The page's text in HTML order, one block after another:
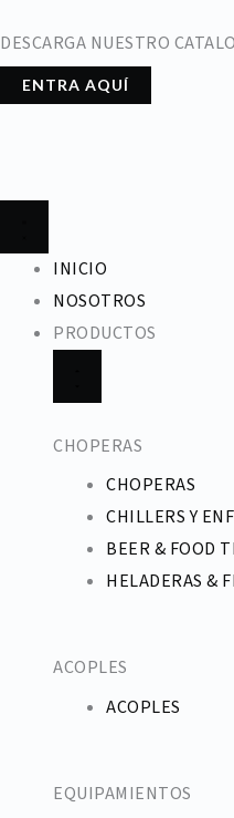
al
contenido
DESCARGA NUESTRO
ENTRA AQUÍ
INICIO
NOSOTROS
PRODUCTOS
CHOPERAS
CHOPERAS
CHILLERS Y
BEER & FOOD
HELADERAS &
ACOPLES
ACOPLES
EQUIPAMIENTOS